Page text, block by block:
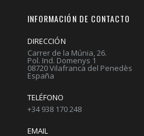
INFORMACIÓN DE CONTACTO
DIRECCIÓN
Carrer de la Múnia, 26.
Pol. Ind. Domenys 1
08720 Vilafranca del Penedès
España
TELÉFONO
+34 938 170 248
EMAIL